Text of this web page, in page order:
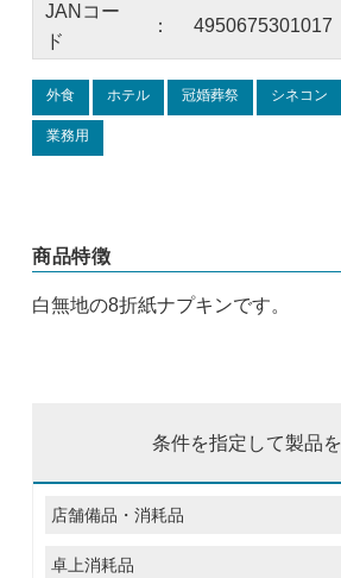
JANコー
ド
： 4950675301017
外食 ホテル 冠婚葬祭 シネコン
業務用
商品特徴
白無地の8折紙ナプキンです。
条件を指定して製品